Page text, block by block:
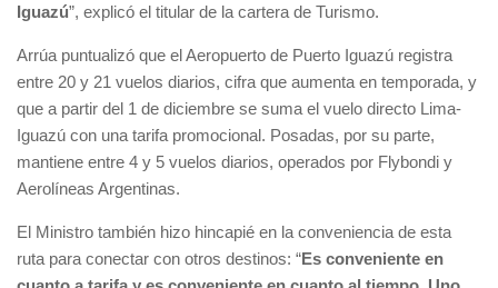
Iguazú”, explicó el titular de la cartera de Turismo.
Arrúa puntualizó que el Aeropuerto de Puerto Iguazú registra
entre 20 y 21 vuelos diarios, cifra que aumenta en temporada, y
que a partir del 1 de diciembre se suma el vuelo directo Lima-
Iguazú con una tarifa promocional. Posadas, por su parte,
mantiene entre 4 y 5 vuelos diarios, operados por Flybondi y
Aerolíneas Argentinas.
El Ministro también hizo hincapié en la conveniencia de esta
ruta para conectar con otros destinos: “Es conveniente en